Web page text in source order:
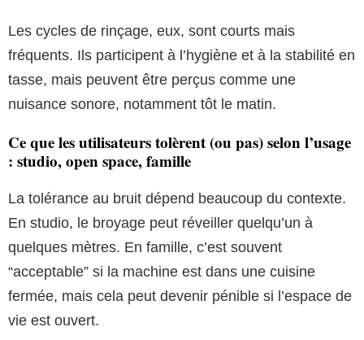
Les cycles de rinçage, eux, sont courts mais
fréquents. Ils participent à l’hygiène et à la stabilité en
tasse, mais peuvent être perçus comme une
nuisance sonore, notamment tôt le matin.
Ce que les utilisateurs tolèrent (ou pas) selon l’usage
: studio, open space, famille
La tolérance au bruit dépend beaucoup du contexte.
En studio, le broyage peut réveiller quelqu’un à
quelques mètres. En famille, c’est souvent
“acceptable” si la machine est dans une cuisine
fermée, mais cela peut devenir pénible si l’espace de
vie est ouvert.